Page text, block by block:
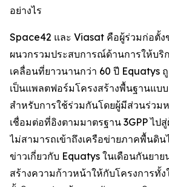
อย่างไร
Space42 และ Viasat คือผู้ร่วมก่อตั้ง
ผนวกรวมประสบการณ์ด้านการให้บริ
เคลื่อนที่ยาวนานกว่า 60 ปี Equatys
เป็นแพลตฟอร์มโครงสร้างพื้นฐานแบ
สำหรับการใช้ร่วมกันโดยผู้มีส่วนร่วม
เชื่อมต่อที่อิงตามมาตรฐาน 3GPP ไ
ไม่สามารถเข้าถึงเครือข่ายภาคพื้นดิ
ข่าวเกี่ยวกับ Equatys ในเดือนกันยา
สร้างความก้าวหน้าให้กับโครงการทั้